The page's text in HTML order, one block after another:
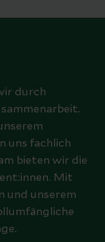
durch
uns fachlich
bieten wir die
Mit
und unserem